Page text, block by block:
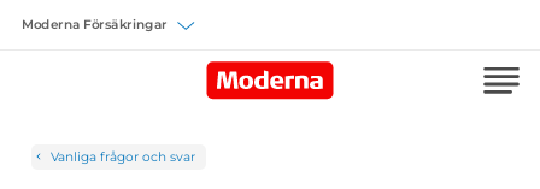
Vanliga frågor och svar